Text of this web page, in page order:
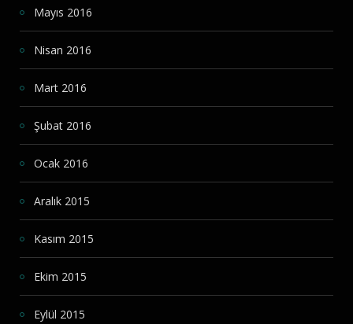
Mayıs 2016
Nisan 2016
Mart 2016
Şubat 2016
Ocak 2016
Aralık 2015
Kasım 2015
Ekim 2015
Eylül 2015